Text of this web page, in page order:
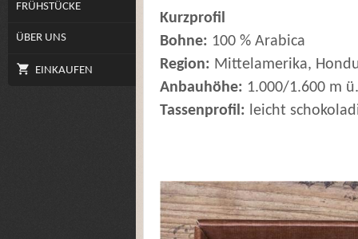
FRÜHSTÜCKE
ÜBER UNS
EINKAUFEN
Kurzprofil
Bohne: 100 % Arabica
Region: Mittelamerika,
Anbauhöhe: 1.000/1.600 m
Tassenprofil: leicht